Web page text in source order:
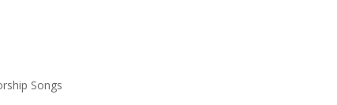
Songs